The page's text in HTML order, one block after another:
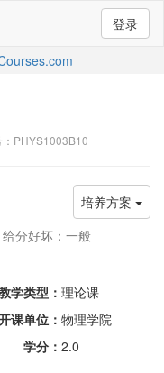
登录
PHYS1003B10
培养方案
给分好坏：一般
学类型： 理论课
课单位： 物理学院
学分： 2.0